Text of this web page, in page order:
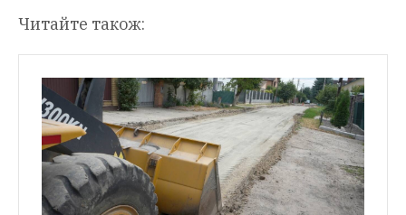
Читайте також: